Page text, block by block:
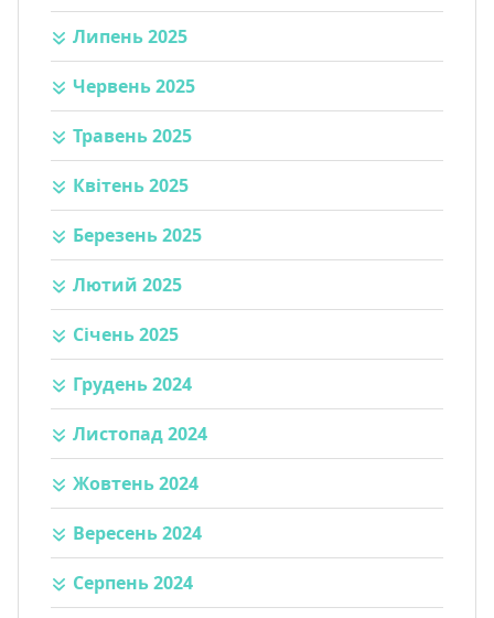
Липень 2025
Червень 2025
Травень 2025
Квітень 2025
Березень 2025
Лютий 2025
Січень 2025
Грудень 2024
Листопад 2024
Жовтень 2024
Вересень 2024
Серпень 2024